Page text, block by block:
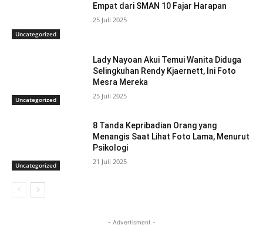
Uncategorized
Empat dari SMAN 10 Fajar Harapan
25 Juli 2025
Uncategorized
Lady Nayoan Akui Temui Wanita Diduga
Selingkuhan Rendy Kjaernett, Ini Foto
Mesra Mereka
25 Juli 2025
Uncategorized
8 Tanda Kepribadian Orang yang
Menangis Saat Lihat Foto Lama, Menurut
Psikologi
21 Juli 2025
- Advertisment -